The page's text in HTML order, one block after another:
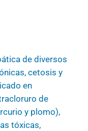
de diversos
cetosis y
en
de
y plomo),
tóxicas,